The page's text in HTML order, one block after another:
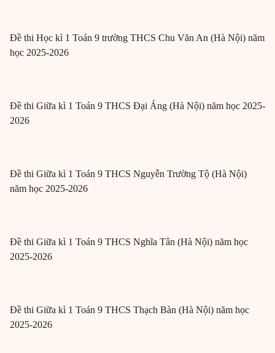
Đề thi Học kì 1 Toán 9 trường THCS Chu Văn An (Hà Nội) năm
học 2025-2026
Đề thi Giữa kì 1 Toán 9 THCS Đại Áng (Hà Nội) năm học 2025-
2026
Đề thi Giữa kì 1 Toán 9 THCS Nguyễn Trường Tộ (Hà Nội)
năm học 2025-2026
Đề thi Giữa kì 1 Toán 9 THCS Nghĩa Tân (Hà Nội) năm học
2025-2026
Đề thi Giữa kì 1 Toán 9 THCS Thạch Bàn (Hà Nội) năm học
2025-2026